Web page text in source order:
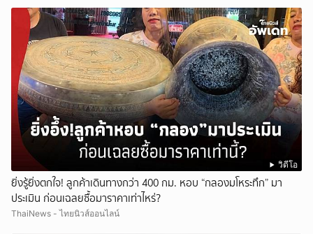
วิดีโอ
ยิ่งรู้ยิ่งตกใจ! ลูกค้าเดินทางกว่า 400 กม. หอบ “กลองมโหระทึก” มา
ประเมิน ก่อนเฉลยซื้อมาราคาเท่าไหร่?
ThaiNews - ไทยนิวส์ออนไลน์